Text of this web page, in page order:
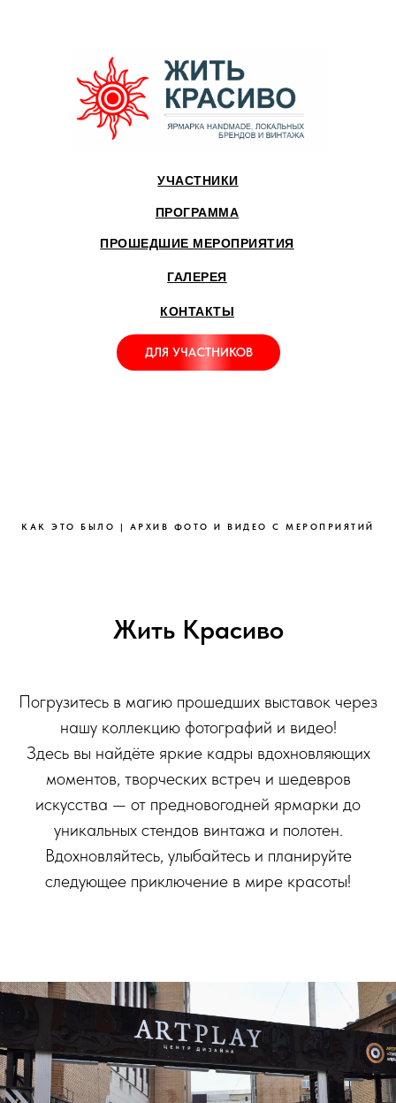
ПРОГРАММА
УЧАСТНИКИ
КОНТАКТЫ
ПРОШЕДШИЕ МЕРОПРИЯТИЯ
ГАЛЕРЕЯ
ДЛЯ УЧАСТНИКОВ
КАК ЭТО БЫЛО | АРХИВ ФОТО И ВИДЕО С МЕРОПРИЯТИЙ
Жить Красиво
Погрузитесь в магию прошедших выставок через
нашу коллекцию фотографий и видео!
Здесь вы найдёте яркие кадры вдохновляющих
моментов, творческих встреч и шедевров
искусства — от предновогодней ярмарки до
уникальных стендов винтажа и полотен.
Вдохновляйтесь, улыбайтесь и планируйте
следующее приключение в мире красоты!